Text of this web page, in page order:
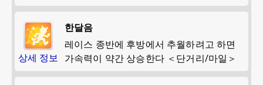
상세 정보
한달음
레이스 종반에 후방에서 추월하려고 하면
가속력이 약간 상승한다 ＜단거리/마일＞